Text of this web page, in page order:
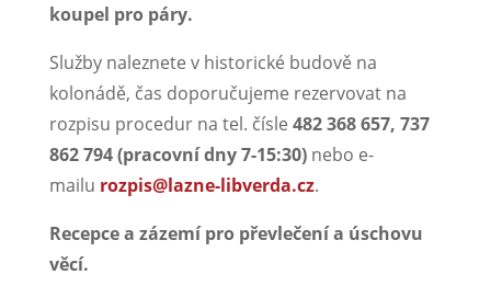
koupel pro páry.
Služby naleznete v historické budově na
kolonádě, čas doporučujeme rezervovat na
rozpisu procedur na tel. čísle 482 368 657, 737
862 794 (pracovní dny 7-15:30)nebo e-
mailu rozpis@lazne-libverda.cz.
Recepce a zázemí pro převlečení a úschovu
věcí.